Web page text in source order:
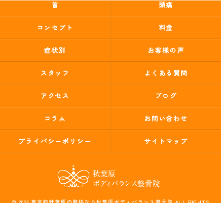
首 頭痛
コンセプト 料金
症状別 お客様の声
スタッフ よくある質問
アクセス ブログ
コラム お問い合わせ
プライバシーポリシー サイトマップ